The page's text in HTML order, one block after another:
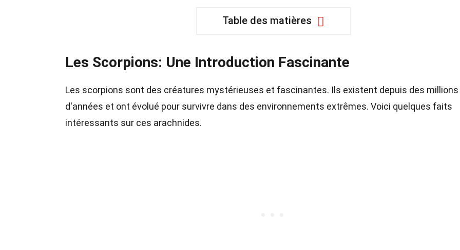
Table des matières
Les Scorpions: Une Introduction Fascinante
Les scorpions sont des créatures mystérieuses et fascinantes. Ils existent depuis des millions
d'années et ont évolué pour survivre dans des environnements extrêmes. Voici quelques faits
intéressants sur ces arachnides.